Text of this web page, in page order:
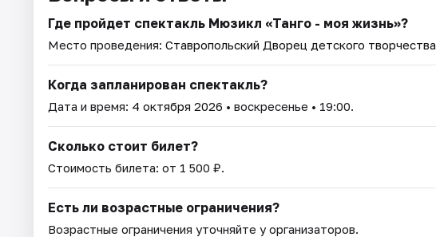
Где пройдет спектакль Мюзикл «Танго - моя жизнь»?
Место проведения: Ставропольский Дворец детского творчества
Когда запланирован спектакль?
Дата и время: 4 октября 2026 • воскресенье • 19:00.
Сколько стоит билет?
Стоимость билета: от 1 500 ₽.
Есть ли возрастные ограничения?
Возрастные ограничения уточняйте у организаторов.